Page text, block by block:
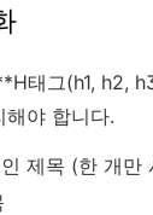
태그(h1, h2,
야 합니다.
제목 (한 개만